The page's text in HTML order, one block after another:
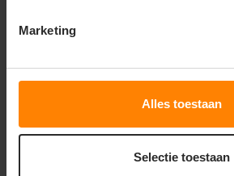
Marketing
Alles toestaan
Selectie toestaan
Dit vind je
Items van productcarrousel